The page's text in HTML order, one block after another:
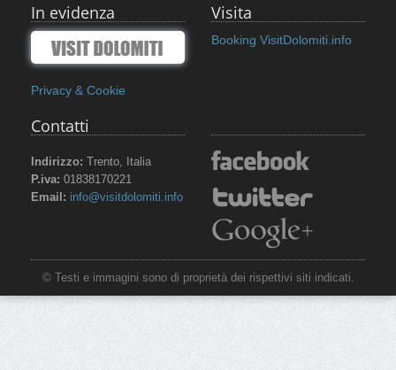
In evidenza
Privacy & Cookie
Visita
Booking VisitDolomiti.info
Contatti
Indirizzo: Trento, Italia
P.iva: 01838170221
Email: info@visitdolomiti.info
© Testi e immagini sono di proprietà dei rispettivi siti indicati.